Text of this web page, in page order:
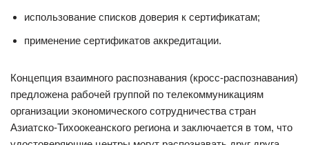
использование списков доверия к сертификатам;
применение сертификатов аккредитации.
Концепция взаимного распознавания (кросс-распознавания)
предложена рабочей группой по телекоммуникациям
организации экономического сотрудничества стран
Азиатско-Тихоокеанского региона и заключается в том, что